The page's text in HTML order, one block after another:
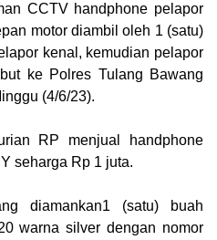
CCTV handphone pelapor
motor diambil oleh 1 (satu)
kenal, kemudian pelapor
ke Polres Tulang Bawang
(4/6/23).
RP menjual handphone
seharga Rp 1 juta.
diamankan1 (satu) buah
warna silver dengan nomor